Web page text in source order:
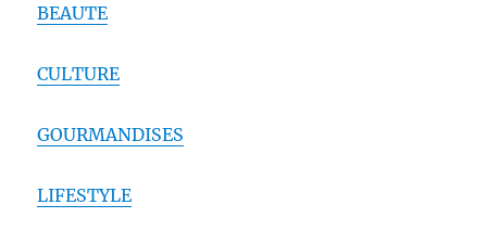
BEAUTE
CULTURE
GOURMANDISES
LIFESTYLE